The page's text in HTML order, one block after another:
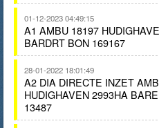
01-12-2023 04:49:15
A1 AMBU 18197
BARDRT BON 169167
28-01-2022 18:01:49
A2 DIA DIRECTE INZET
HUDIGHAVEN 2993HA
13487